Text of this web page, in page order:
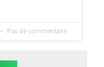
Pas de commentaire